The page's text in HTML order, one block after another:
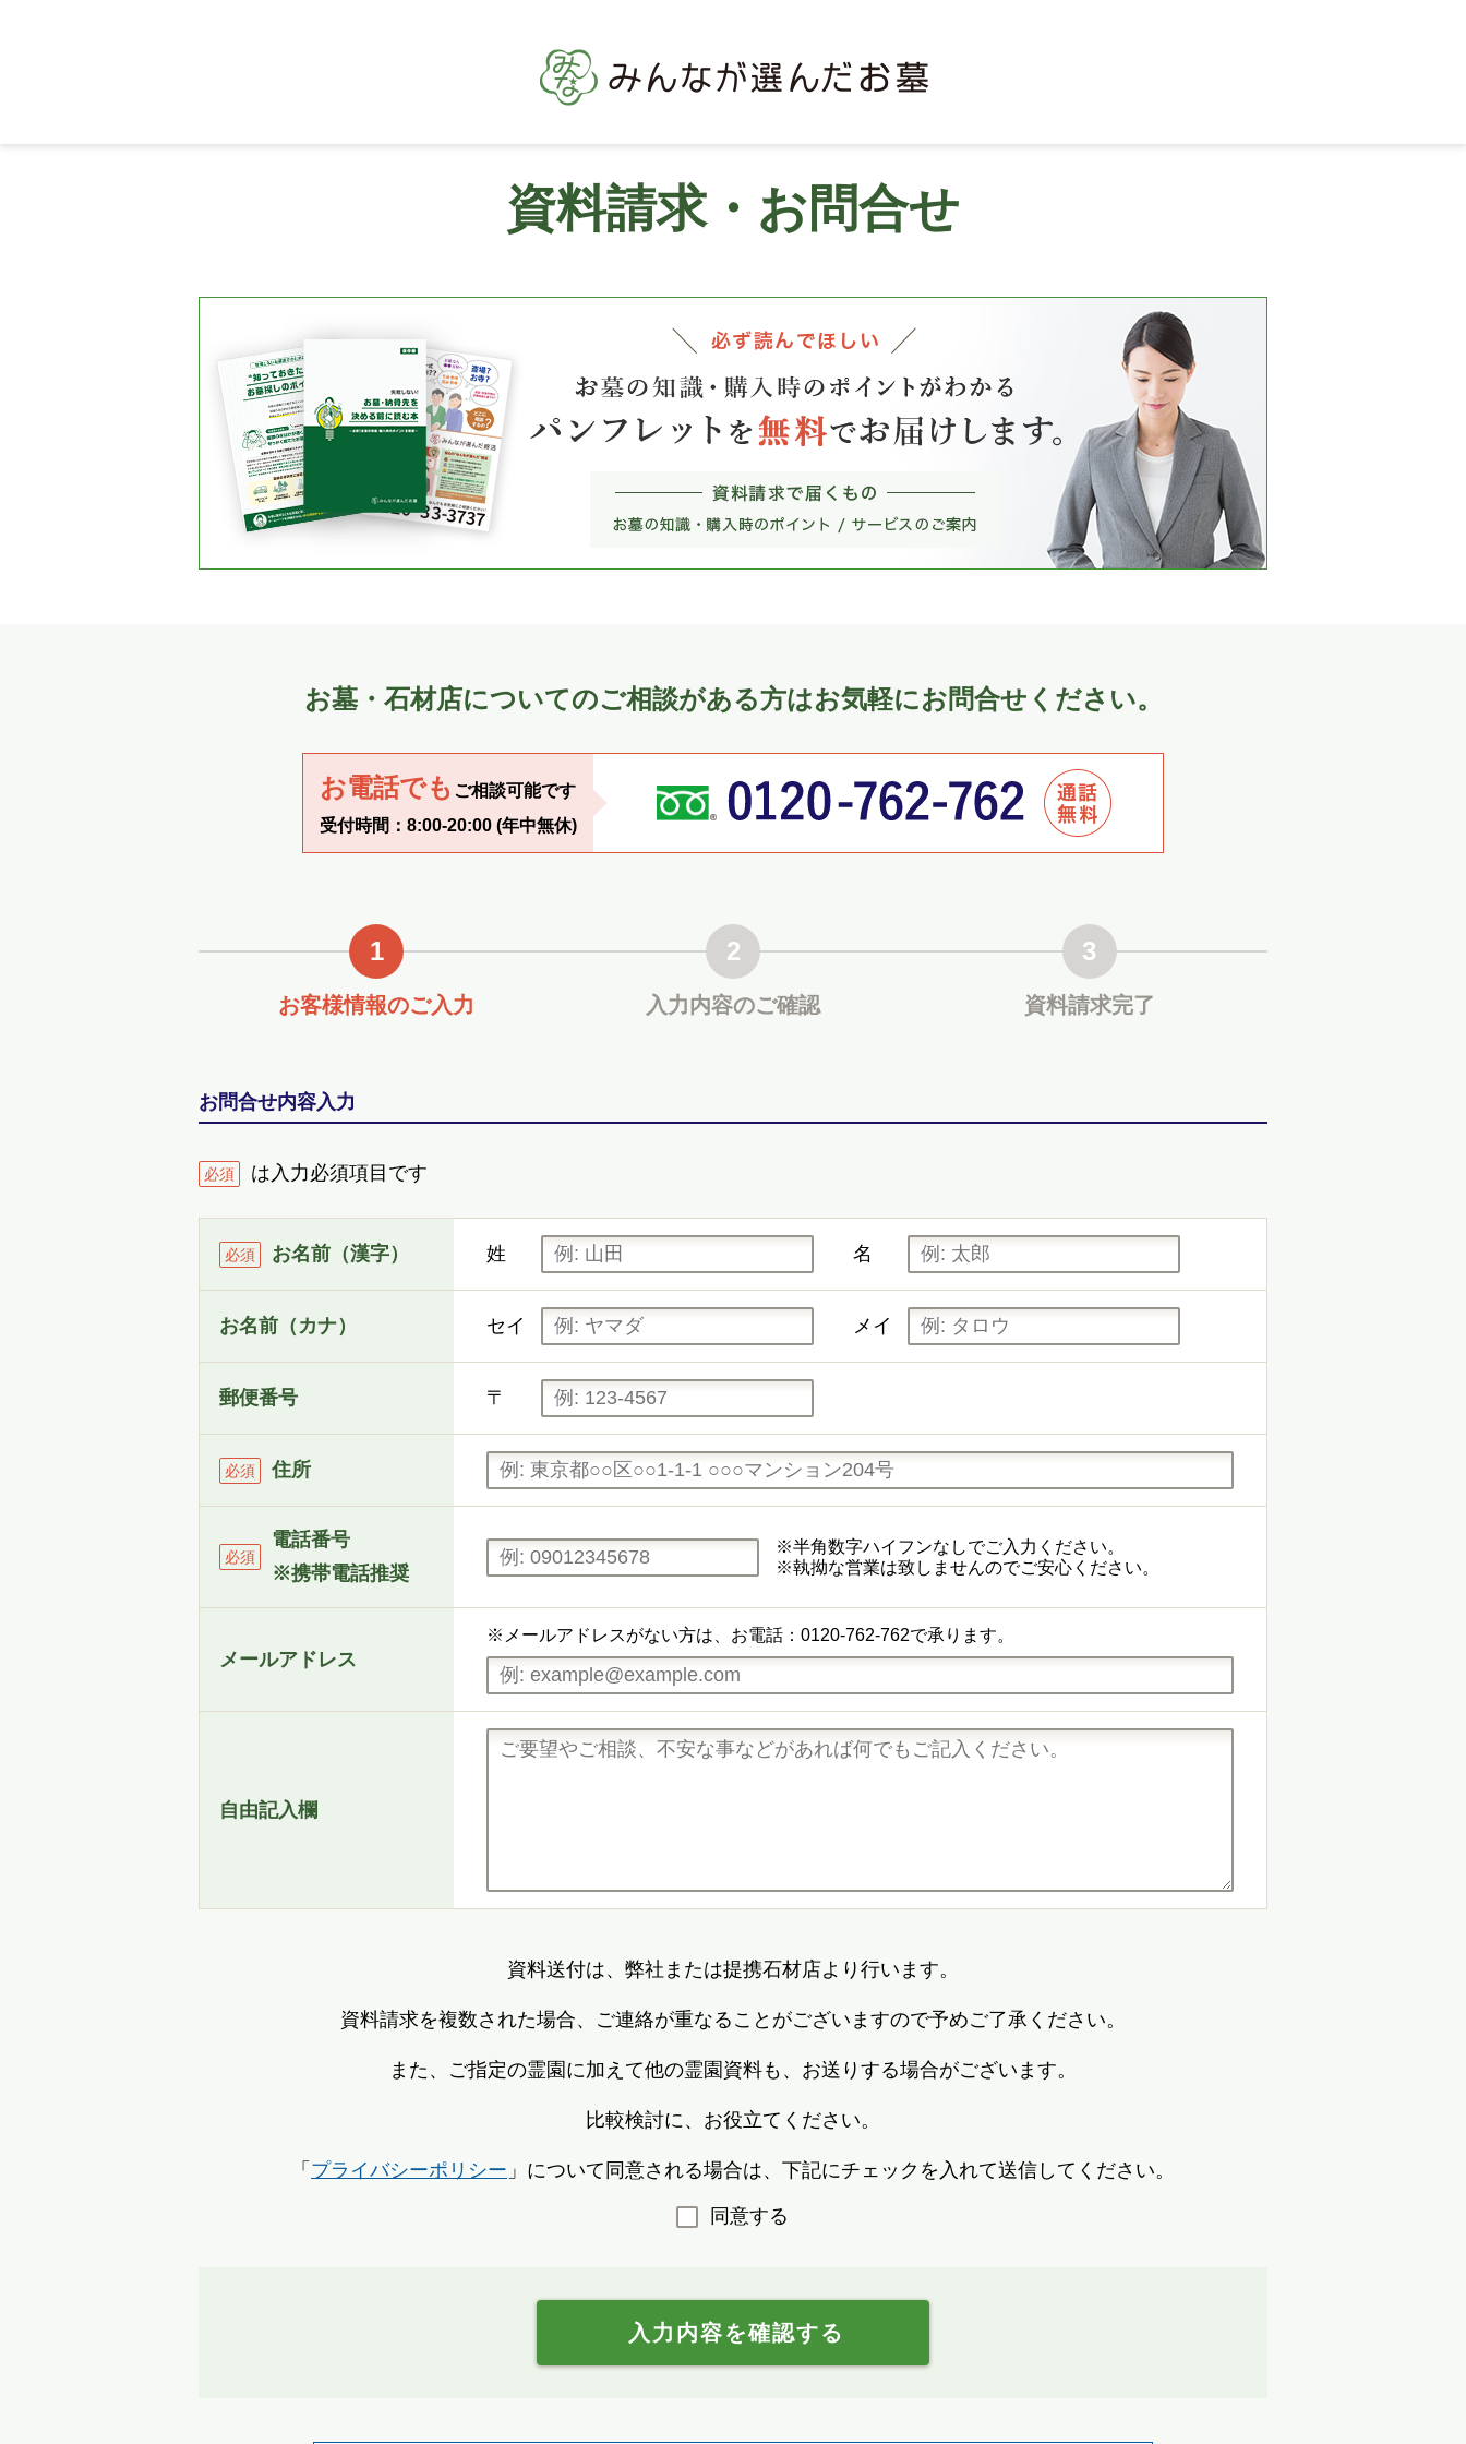
資料請求・お問合せ
お墓・石材店についてのご相談がある方はお気軽にお問合せください。
お電話でも ご相談可能です
受付時間：8:00‐20:00 (年中無休)
1
お客様情報のご入力
2
入力内容のご確認
3
資料請求完了
お問合せ内容入力
必須 は入力必須項目です
お名前（漢字）
必須 姓 名
お名前（カナ） セイ メイ
郵便番号 〒
住所
必須
電話番号
※携帯電話推奨
必須
※半角数字ハイフンなしでご入力ください。
※執拗な営業は致しませんのでご安心ください。
メールアドレス
※メールアドレスがない方は、お電話：0120-762-762で承ります。
自由記入欄
資料送付は、弊社または提携石材店より行います。
資料請求を複数された場合、ご連絡が重なることがございますので予めご了承ください。
また、ご指定の霊園に加えて他の霊園資料も、お送りする場合がございます。
比較検討に、お役立てください。
「 プライバシーポリシー 」について同意される場合は、下記にチェックを入れて送信してください。
同意する